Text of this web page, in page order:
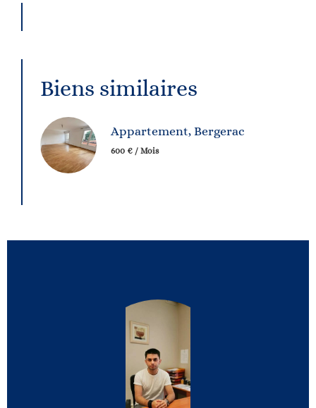
Biens similaires
Appartement, Bergerac
600 € / Mois